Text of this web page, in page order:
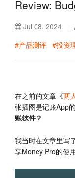
Review:
Jul 08, 2024
#产品测评 #投资
在之前的文章《两
张插图是记账App
账软件？
我当时在文章里写
享Money Pro的使